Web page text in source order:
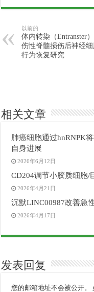
以前的
体内转染（Entranster
伤性脊髓损伤后神经
行为恢复研究
相关文章
肺癌细胞通过hnRNPK
自身进展
2026年6月12日
CD204调节小胶质细胞/
2026年4月21日
沉默LINC00987改善急
2026年4月17日
发表回复
您的邮箱地址不会被公开。